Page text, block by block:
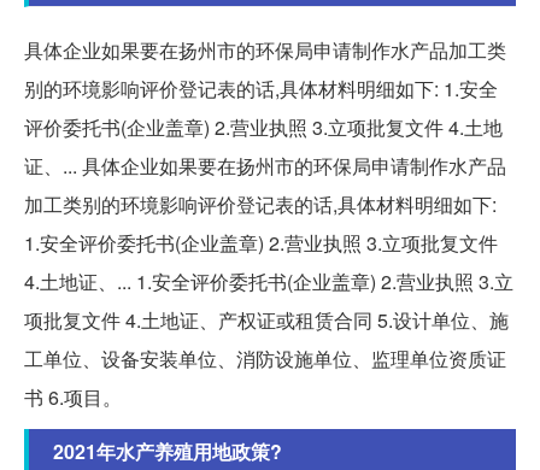
具体企业如果要在扬州市的环保局申请制作水产品加工类
别的环境影响评价登记表的话,具体材料明细如下: 1.安全
评价委托书(企业盖章) 2.营业执照 3.立项批复文件 4.土地
证、... 具体企业如果要在扬州市的环保局申请制作水产品
加工类别的环境影响评价登记表的话,具体材料明细如下:
1.安全评价委托书(企业盖章) 2.营业执照 3.立项批复文件
4.土地证、... 1.安全评价委托书(企业盖章) 2.营业执照 3.立
项批复文件 4.土地证、产权证或租赁合同 5.设计单位、施
工单位、设备安装单位、消防设施单位、监理单位资质证
书 6.项目。
2021年水产养殖用地政策?